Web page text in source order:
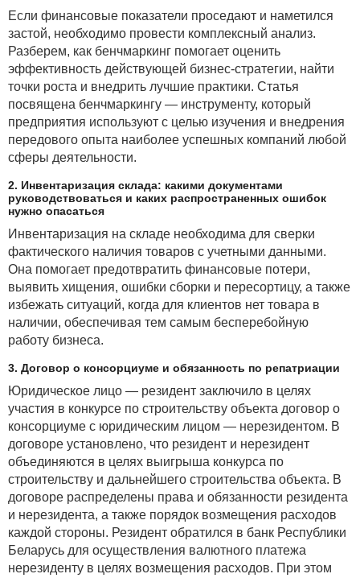
Если финансовые показатели проседают и наметился
застой, необходимо провести комплексный анализ.
Разберем, как бенчмаркинг помогает оценить
эффективность действующей бизнес-стратегии, найти
точки роста и внедрить лучшие практики. Статья
посвящена бенчмаркингу — инструменту, который
предприятия используют с целью изучения и внедрения
передового опыта наиболее успешных компаний любой
сферы деятельности.
2. Инвентаризация склада: какими документами
руководствоваться и каких распространенных ошибок
нужно опасаться
Инвентаризация на складе необходима для сверки
фактического наличия товаров с учетными данными.
Она помогает предотвратить финансовые потери,
выявить хищения, ошибки сборки и пересортицу, а также
избежать ситуаций, когда для клиентов нет товара в
наличии, обеспечивая тем самым бесперебойную
работу бизнеса.
3. Договор о консорциуме и обязанность по репатриации
Юридическое лицо — резидент заключило в целях
участия в конкурсе по строительству объекта договор о
консорциуме с юридическим лицом — нерезидентом. В
договоре установлено, что резидент и нерезидент
объединяются в целях выигрыша конкурса по
строительству и дальнейшего строительства объекта. В
договоре распределены права и обязанности резидента
и нерезидента, а также порядок возмещения расходов
каждой стороны. Резидент обратился в банк Республики
Беларусь для осуществления валютного платежа
нерезиденту в целях возмещения расходов. При этом